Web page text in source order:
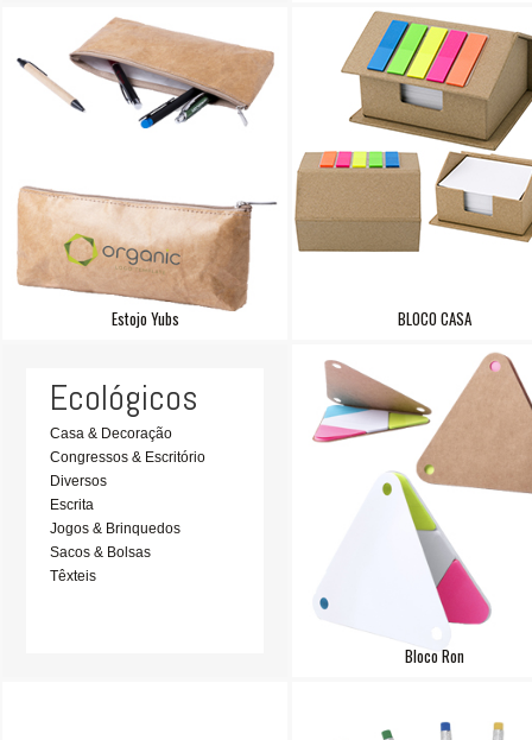
Estojo Yubs BLOCO CASA
Ecológicos
Casa & Decoração
Congressos & Escritório
Diversos
Escrita
Jogos & Brinquedos
Sacos & Bolsas
Têxteis
Bloco Ron